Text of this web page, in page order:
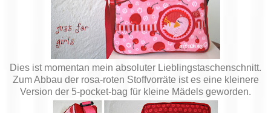
Dies ist momentan mein absoluter Lieblingstaschenschnitt.
Zum Abbau der rosa-roten Stoffvorräte ist es eine kleinere
Version der 5-pocket-bag für kleine Mädels geworden.